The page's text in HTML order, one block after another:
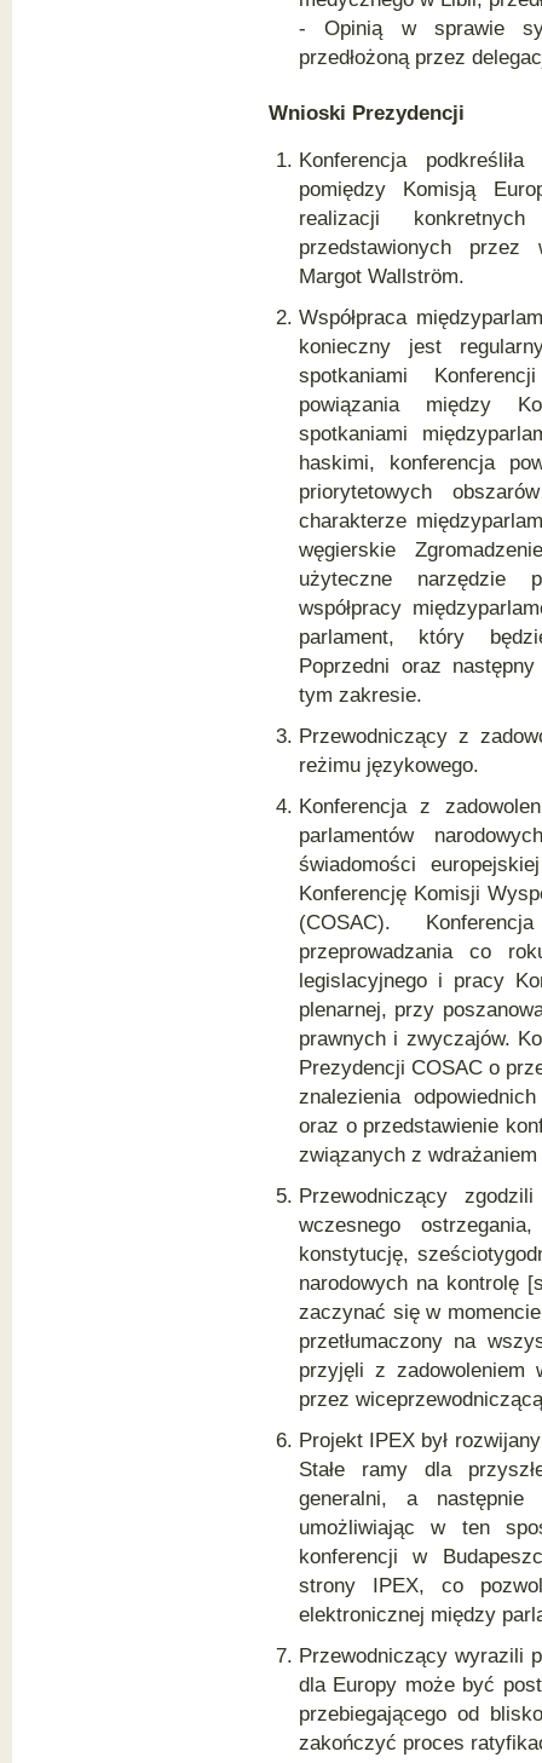
- Opinią w sprawie
przedłożoną przez
Wnioski Prezydencji
Konferencja
pomiędzy Komisją
realizacji
przedstawionych przez
Margot Wallström.
Współpraca
konieczny jest
spotkaniami
powiązania między
spotkaniami
haskimi, konferencja
priorytetowych
charakterze
węgierskie
użyteczne narzędzie
współpracy
parlament, który
Poprzedni oraz
tym zakresie.
Przewodniczący z
reżimu językowego.
Konferencja z
parlamentów
świadomości
Konferencję Komisji
(COSAC).
przeprowadzania co
legislacyjnego i pracy
plenarnej, przy
prawnych i zwyczajów.
Prezydencji COSAC o
znalezienia
oraz o przedstawienie
związanych z
Przewodniczący
wczesnego
konstytucję,
narodowych na kontrolę
zaczynać się w
przetłumaczony na
przyjęli z zadowoleniem
przez
Projekt IPEX był
Stałe ramy dla
generalni, a następnie
umożliwiając w ten
konferencji w
strony IPEX, co
elektronicznej między
Przewodniczący wyrazili
dla Europy może być
przebiegającego od
zakończyć proces